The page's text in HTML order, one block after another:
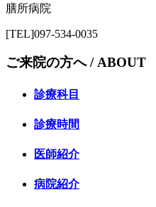
膳所病院
[TEL]097-534-0035
ご来院の方へ /ABOUT
診療科目
診療時間
医師紹介
病院紹介